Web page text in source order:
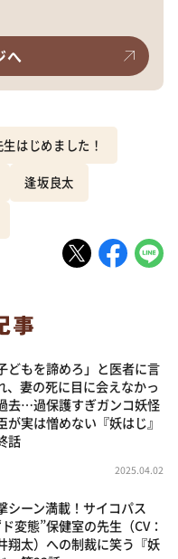
へ
はじめました！
逢坂良太
子どもを諦めろ」と医者に言
、妻の死に目に会えなかっ
去…過保護すぎガンコ妖怪
が実は憎めない『妖はじ』
話
2025.04.02
シーン満載！サイコパス
変態”保健室の先生（CV：
翔太）への制裁に笑う『妖